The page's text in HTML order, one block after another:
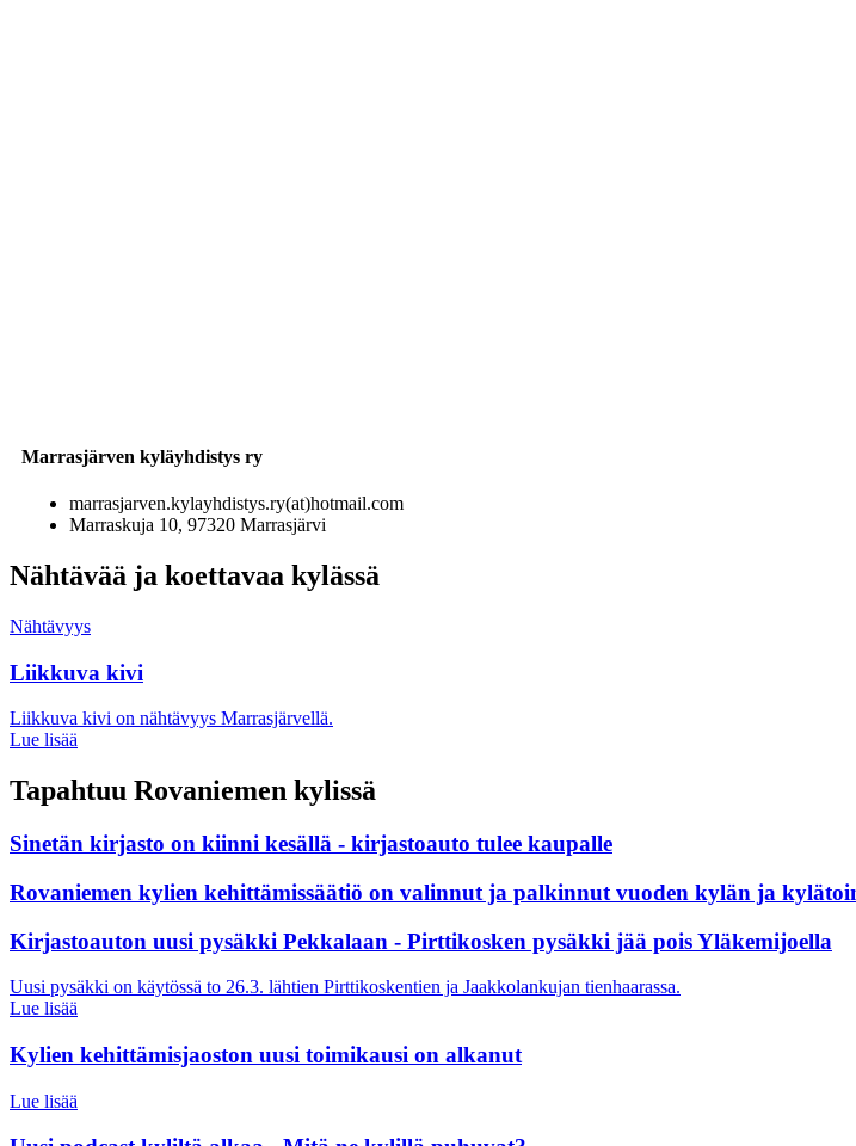
Marrasjärven kyläyhdistys ry
marrasjarven.kylayhdistys.ry(at)hotmail.com
Marraskuja 10, 97320 Marrasjärvi
Nähtävää ja koettavaa kylässä
Nähtävyys
Liikkuva kivi
Liikkuva kivi on nähtävyys Marrasjärvellä.
Lue lisää
Tapahtuu Rovaniemen kylissä
Sinetän kirjasto on kiinni kesällä - kirjastoauto tulee kaupalle
Rovaniemen kylien kehittämissäätiö on valinnut ja palkinnut vuoden kylän ja
Kirjastoauton uusi pysäkki Pekkalaan - Pirttikosken pysäkki jää pois Yläkemijoella
Uusi pysäkki on käytössä to 26.3. lähtien Pirttikoskentien ja Jaakkolankujan tienhaarassa.
Lue lisää
Kylien kehittämisjaoston uusi toimikausi on alkanut
Lue lisää